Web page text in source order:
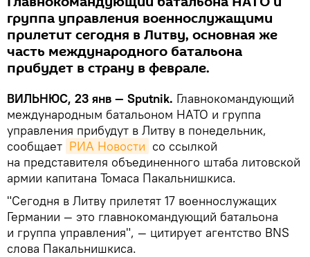
группа управления военнослужащими
прилетит сегодня в Литву, основная же
часть международного батальона
прибудет в страну в феврале.
ВИЛЬНЮС, 23 янв — Sputnik. Главнокомандующий
международным батальоном НАТО и группа
управления прибудут в Литву в понедельник,
сообщает РИА Новости со ссылкой
на представителя объединенного штаба литовской
армии капитана Томаса Пакальнишкиса.
"Сегодня в Литву прилетят 17 военнослужащих
Германии — это главнокомандующий батальона
и группа управления", — цитирует агентство BNS
слова Пакальнишкиса.